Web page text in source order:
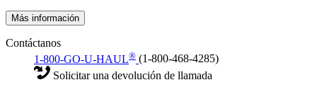
Más información
Contáctanos
1-800-GO-U-HAUL® (1-800-468-4285)
Solicitar una devolución de llamada